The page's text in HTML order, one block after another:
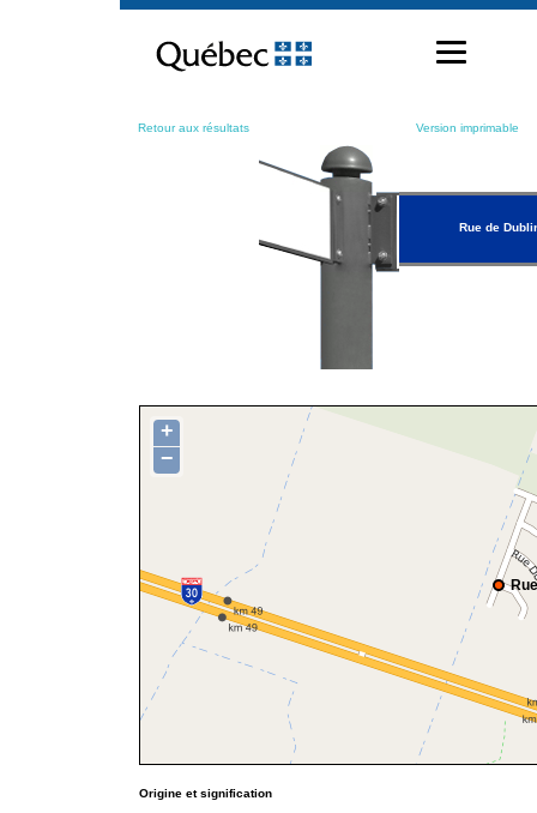
contenu
Retour aux résultats Version imprimable
Rue de
+
−
Origine et signification